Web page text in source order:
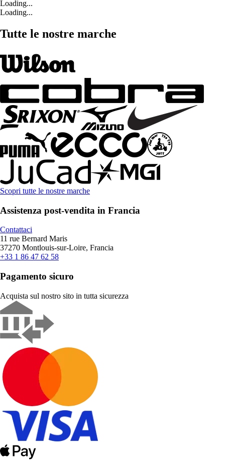
Loading...
Loading...
Tutte le nostre marche
Scopri tutte le nostre marche
Assistenza post-vendita in Francia
Contattaci
11 rue Bernard Maris
37270 Montlouis-sur-Loire, Francia
+33 1 86 47 62 58
Pagamento sicuro
Acquista sul nostro sito in tutta sicurezza